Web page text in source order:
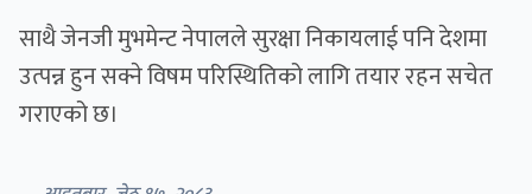
साथै जेनजी मुभमेन्ट नेपालले सुरक्षा निकायलाई पनि देशमा
उत्पन्न हुन सक्ने विषम परिस्थितिको लागि तयार रहन सचेत
गराएको छ।